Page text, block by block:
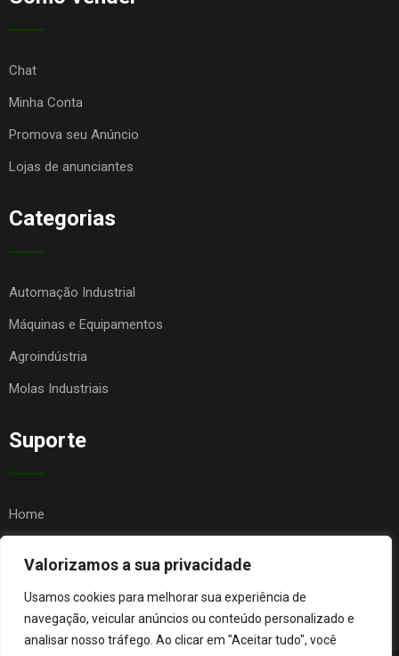
Valorizamos a sua privacidade
Usamos cookies para melhorar sua experiência de
navegação, veicular anúncios ou conteúdo personalizado e
analisar nosso tráfego. Ao clicar em "Aceitar tudo", você
Chat
Minha Conta
Promova seu Anúncio
Lojas de anunciantes
Categorias
Automação Industrial
Máquinas e Equipamentos
Agroindústria
Molas Industriais
Suporte
Home